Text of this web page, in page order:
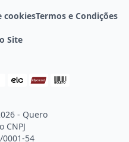
cookiesTermos e Condições
Site
- Quero
CNPJ
0001-54